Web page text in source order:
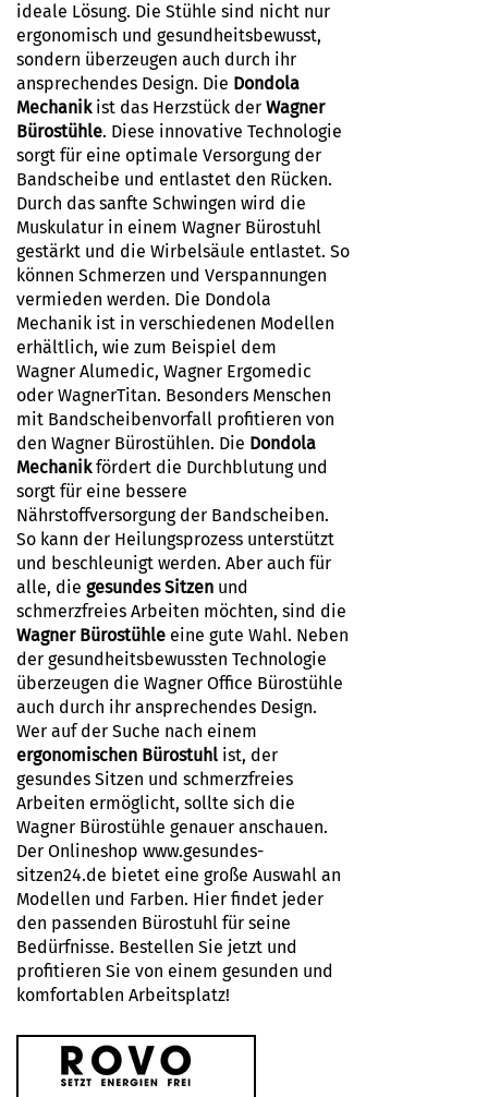
ideale Lösung. Die Stühle sind nicht nur
ergonomisch und gesundheitsbewusst,
sondern überzeugen auch durch ihr
ansprechendes Design. Die Dondola
Mechanikist das Herzstück der Wagner
Bürostühle. Diese innovative Technologie
sorgt für eine optimale Versorgung der
Bandscheibe und entlastet den Rücken.
Durch das sanfte Schwingen wird die
Muskulatur in einem Wagner Bürostuhl
gestärkt und die Wirbelsäule entlastet. So
können Schmerzen und Verspannungen
vermieden werden. Die Dondola
Mechanik ist in verschiedenen Modellen
erhältlich, wie zum Beispiel dem
Wagner Alumedic, Wagner Ergomedic
oder WagnerTitan. Besonders Menschen
mit Bandscheibenvorfall profitieren von
den Wagner Bürostühlen. Die Dondola
Mechanikfördert die Durchblutung und
sorgt für eine bessere
Nährstoffversorgung der Bandscheiben.
So kann der Heilungsprozess unterstützt
und beschleunigt werden. Aber auch für
alle, die gesundes Sitzen und
schmerzfreies Arbeiten möchten, sind die
Wagner Bürostühle eine gute Wahl. Neben
der gesundheitsbewussten Technologie
überzeugen die Wagner Office Bürostühle
auch durch ihr ansprechendes Design.
Wer auf der Suche nach einem
ergonomischen Bürostuhl ist, der
gesundes Sitzen und schmerzfreies
Arbeiten ermöglicht, sollte sich die
Wagner Bürostühle genauer anschauen.
Der Onlineshop www.gesundes-
sitzen24.de bietet eine große Auswahl an
Modellen und Farben. Hier findet jeder
den passenden Bürostuhl für seine
Bedürfnisse. Bestellen Sie jetzt und
profitieren Sie von einem gesunden und
komfortablen Arbeitsplatz!